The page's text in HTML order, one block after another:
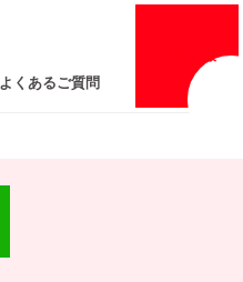
情報
よくあるご質問